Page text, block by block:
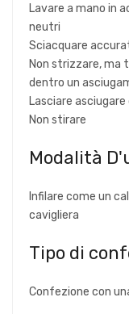
Lavare a mano in
neutri
Sciacquare
Non strizzare, ma
dentro un
Lasciare
Non stirare
Modalità
Infilare come un
cavigliera
Tipo di
Confezione con